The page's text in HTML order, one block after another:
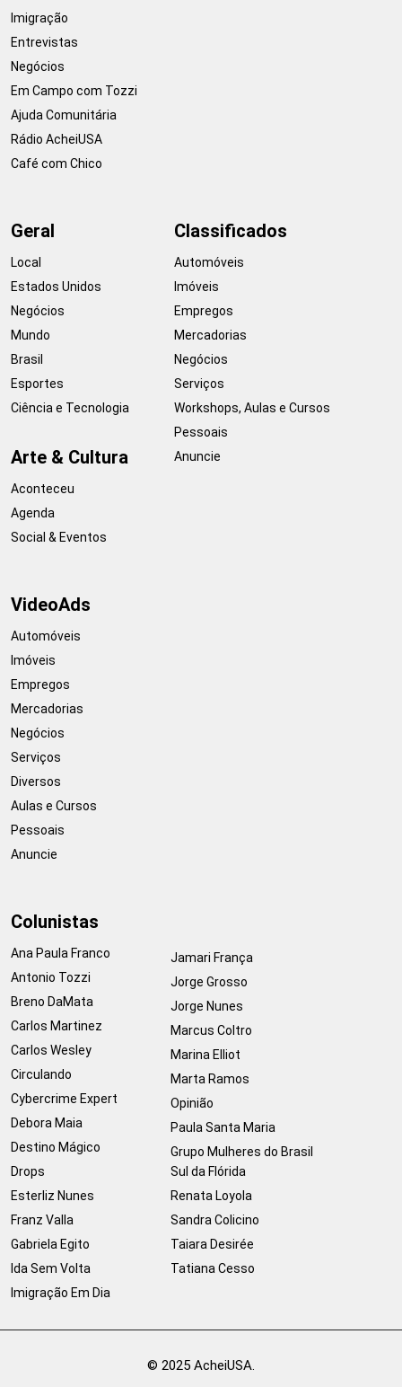
Imigração
Entrevistas
Negócios
Em Campo com Tozzi
Ajuda Comunitária
Rádio AcheiUSA
Café com Chico
Geral
Local
Estados Unidos
Negócios
Mundo
Brasil
Esportes
Ciência e Tecnologia
Arte & Cultura
Aconteceu
Agenda
Social & Eventos
Classificados
Automóveis
Imóveis
Empregos
Mercadorias
Negócios
Serviços
Workshops, Aulas e Cursos
Pessoais
Anuncie
VideoAds
Automóveis
Imóveis
Empregos
Mercadorias
Negócios
Serviços
Diversos
Aulas e Cursos
Pessoais
Anuncie
Colunistas
Ana Paula Franco
Antonio Tozzi
Breno DaMata
Carlos Martinez
Carlos Wesley
Circulando
Cybercrime Expert
Debora Maia
Destino Mágico
Drops
Esterliz Nunes
Franz Valla
Gabriela Egito
Ida Sem Volta
Imigração Em Dia
Jamari França
Jorge Grosso
Jorge Nunes
Marcus Coltro
Marina Elliot
Marta Ramos
Opinião
Paula Santa Maria
Grupo Mulheres do Brasil
Sul da Flórida
Renata Loyola
Sandra Colicino
Taiara Desirée
Tatiana Cesso
© 2025 AcheiUSA.